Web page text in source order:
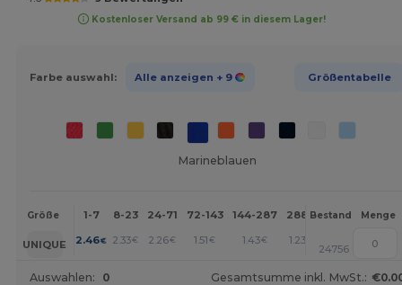
Kostenloser Versand ab 99 € in diesem Lager!
Farbe auswahl: Alle anzeigen + 9 Größentabelle
Marineblauen
Größe 1-7 8-23 24-71 72-143 144-287 288 + Mehr
Bestand Menge
UNIQUE 2.46€ 2.33€ 2.26€ 1.51 € 1.43€ 1.23 +
24756
Auswahlen: 0 Gesamtsumme inkl. MwSt.: